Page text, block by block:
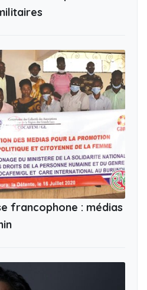
francophone : médias